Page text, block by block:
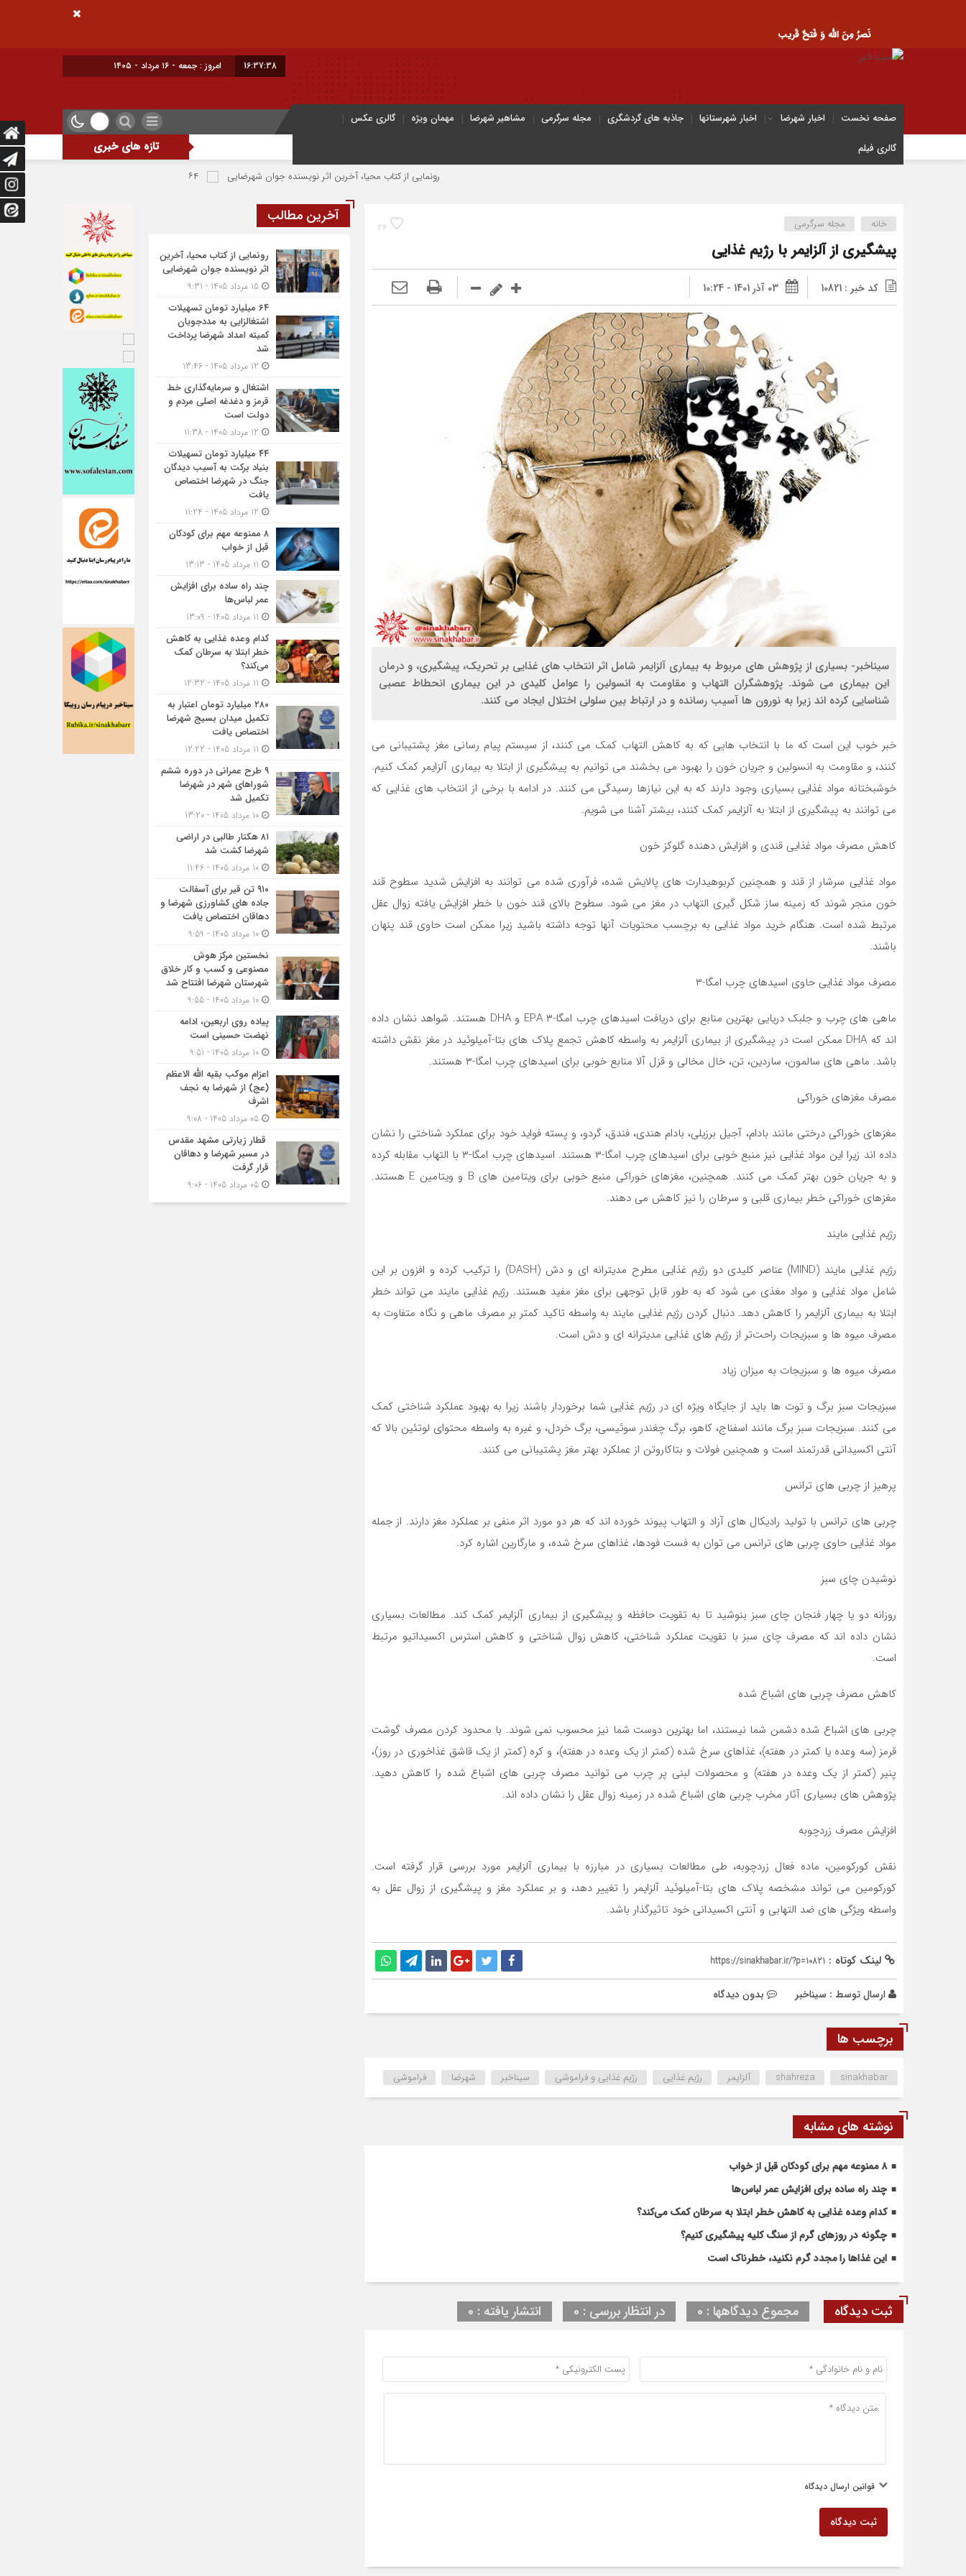
نَصرُ مِنَ الله وَ فَتحٌ قَریب
16:37:39 امروز : جمعه - ۱۶ مرداد - ۱۴۰۵
صفحه نخست اخبار شهرضا اخبار شهرستانها جاذبه های گردشگری مجله سرگرمی مشاهیر شهرضا مهمان ویژه
گالری عکس
گالری فیلم
تازه های خبری
رونمایی از کتاب محیا، آخرین اثر نویسنده جوان شهرضایی ۶۴ میلیارد تومان تسهیلات اشتغالزایی به مددجویان کمیته امداد شهرضا پرداخت شد
26 خانه مجله سرگرمی
پیشگیری از آلزایمر با رژیم غذایی
کد خبر : 10821 03 آذر 1401 - 10:24
سیناخبر- بسیاری از پژوهش های مربوط به بیماری آلزایمر شامل اثر انتخاب های غذایی بر تحریک، پیشگیری، و درمان
این بیماری می شوند. پژوهشگران التهاب و مقاومت به انسولین را عوامل کلیدی در این بیماری انحطاط عصبی
شناسایی کرده اند زیرا به نورون ها آسیب رسانده و در ارتباط بین سلولی اختلال ایجاد می کنند.
خبر خوب این است که ما با انتخاب هایی که به کاهش التهاب کمک می کنند، از سیستم پیام رسانی مغز پشتیبانی می
کنند، و مقاومت به انسولین و جریان خون را بهبود می بخشند می توانیم به پیشگیری از ابتلا به بیماری آلزایمر کمک کنیم.
خوشبختانه مواد غذایی بسیاری وجود دارند که به این نیازها رسیدگی می کنند. در ادامه با برخی از انتخاب های غذایی که
می توانند به پیشگیری از ابتلا به آلزایمر کمک کنند، بیشتر آشنا می شویم.
کاهش مصرف مواد غذایی قندی و افزایش دهنده گلوکز خون
مواد غذایی سرشار از قند و همچنین کربوهیدارت های پالایش شده، فرآوری شده می توانند به افزایش شدید سطوح قند
خون منجر شوند که زمینه ساز شکل گیری التهاب در مغز می شود. سطوح بالای قند خون با خطر افزایش یافته زوال عقل
مرتبط شده است. هنگام خرید مواد غذایی به برچسب محتویات آنها توجه داشته باشید زیرا ممکن است حاوی قند پنهان
باشند.
مصرف مواد غذایی حاوی اسیدهای چرب امگا-۳
ماهی های چرب و جلبک دریایی بهترین منابع برای دریافت اسیدهای چرب امگا-۳ EPA و DHA هستند. شواهد نشان داده
اند که DHA ممکن است در پیشگیری از بیماری آلزایمر به واسطه کاهش تجمع پلاک های بتا-آمیلوئید در مغز نقش داشته
باشد. ماهی های سالمون، ساردین، تن، خال مخالی و قزل آلا منابع خوبی برای اسیدهای چرب امگا-۳ هستند.
مصرف مغزهای خوراکی
مغزهای خوراکی درختی مانند بادام، آجیل برزیلی، بادام هندی، فندق، گردو، و پسته فواید خود برای عملکرد شناختی را نشان
داده اند زیرا این مواد غذایی نیز منبع خوبی برای اسیدهای چرب امگا-۳ هستند. اسیدهای چرب امگا-۳ با التهاب مقابله کرده
و به جریان خون بهتر کمک می کنند. همچنین، مغزهای خوراکی منبع خوبی برای ویتامین های B و ویتامین E هستند.
مغزهای خوراکی خطر بیماری قلبی و سرطان را نیز کاهش می دهند.
رژیم غذایی مایند
رژیم غذایی مایند (MIND) عناصر کلیدی دو رژیم غذایی مطرح مدیترانه ای و دش (DASH) را ترکیب کرده و افزون بر این
شامل مواد غذایی و مواد مغذی می شود که به طور قابل توجهی برای مغز مفید هستند. رژیم غذایی مایند می تواند خطر
ابتلا به بیماری آلزایمر را کاهش دهد. دنبال کردن رژیم غذایی مایند به واسطه تاکید کمتر بر مصرف ماهی و نگاه متفاوت به
مصرف میوه ها و سبزیجات راحت‌تر از رژیم های غذایی مدیترانه ای و دش است.
مصرف میوه ها و سبزیجات به میزان زیاد
سبزیجات سبز برگ و توت ها باید از جایگاه ویژه ای در رژیم غذایی شما برخوردار باشند زیرا به بهبود عملکرد شناختی کمک
می کنند. سبزیجات سبز برگ مانند اسفناج، کاهو، برگ چغندر سوئیسی، برگ خردل، و غیره به واسطه محتوای لوتئین بالا که
آنتی اکسیدانی قدرتمند است و همچنین فولات و بتاکاروتن از عملکرد بهتر مغز پشتیبانی می کنند.
پرهیز از چربی های ترانس
چربی های ترانس با تولید رادیکال های آزاد و التهاب پیوند خورده اند که هر دو مورد اثر منفی بر عملکرد مغز دارند. از جمله
مواد غذایی حاوی چربی های ترانس می توان به فست فودها، غذاهای سرخ شده، و مارگارین اشاره کرد.
نوشیدن چای سبز
روزانه دو یا چهار فنجان چای سبز بنوشید تا به تقویت حافظه و پیشگیری از بیماری آلزایمر کمک کند. مطالعات بسیاری
نشان داده اند که مصرف چای سبز با تقویت عملکرد شناختی، کاهش زوال شناختی و کاهش استرس اکسیداتیو مرتبط
است.
کاهش مصرف چربی های اشباع شده
چربی های اشباع شده دشمن شما نیستند، اما بهترین دوست شما نیز محسوب نمی شوند. با محدود کردن مصرف گوشت
قرمز (سه وعده یا کمتر در هفته)، غذاهای سرخ شده (کمتر از یک وعده در هفته)، و کره (کمتر از یک قاشق غذاخوری در روز)،
پنیر (کمتر از یک وعده در هفته) و محصولات لبنی پر چرب می توانید مصرف چربی های اشباع شده را کاهش دهید.
پژوهش های بسیاری آثار مخرب چربی های اشباع شده در زمینه زوال عقل را نشان داده اند.
افزایش مصرف زردچوبه
نقش کورکومین، ماده فعال زردچوبه، طی مطالعات بسیاری در مبارزه با بیماری آلزایمر مورد بررسی قرار گرفته است.
کورکومین می تواند مشخصه پلاک های بتا-آمیلوئید آلزایمر را تغییر دهد، و بر عملکرد مغز و پیشگیری از زوال عقل به
واسطه ویژگی های ضد التهابی و آنتی اکسیدانی خود تاثیرگذار باشد.
لینک کوتاه : https://sinakhabar.ir/?p=10821
ارسال توسط : سیناخبر بدون دیدگاه
برچسب ها
shahreza sinakhabar آلزایمر رژیم غذایی رژیم غذایی و فراموشی سیناخبر شهرضا فراموشی
نوشته های مشابه
۸ ممنوعه مهم برای کودکان قبل از خواب
چند راه ساده برای افزایش عمر لباس‌ها
کدام وعده غذایی به کاهش خطر ابتلا به سرطان کمک می‌کند؟
چگونه در روزهای گرم از سنگ کلیه پیشگیری کنیم؟
این غذاها را مجدد گرم نکنید، خطرناک است
ثبت دیدگاه مجموع دیدگاهها : 0 در انتظار بررسی : 0 انتشار یافته : 0
قوانین ارسال دیدگاه
ثبت دیدگاه
آخرین مطالب
رونمایی از کتاب محیا، آخرین
اثر نویسنده جوان شهرضایی
۶۴ میلیارد تومان تسهیلات
اشتغالزایی به مددجویان
کمیته امداد شهرضا پرداخت
شد
اشتغال و سرمایه‌گذاری خط
قرمز و دغدغه اصلی مردم و
دولت است
۴۴ میلیارد تومان تسهیلات
بنیاد برکت به آسیب دیدگان
جنگ در شهرضا اختصاص
یافت
۸ ممنوعه مهم برای کودکان
قبل از خواب
چند راه ساده برای افزایش
عمر لباس‌ها
کدام وعده غذایی به کاهش
خطر ابتلا به سرطان کمک
می‌کند؟
۲۸۰ میلیارد تومان اعتبار به
تکمیل میدان بسیج شهرضا
اختصاص یافت
۹ طرح عمرانی در دوره ششم
شوراهای شهر در شهرضا
تکمیل شد
۸۱ هکتار طالبی در اراضی
شهرضا کشت شد
۹۱۰ تن قیر برای آسفالت
جاده های کشاورزی شهرضا و
دهاقان اختصاص یافت
نخستین مرکز هوش
مصنوعی و کسب‌ و کار خلاق
شهرستان شهرضا افتتاح شد
پیاده روی اربعین، ادامه
نهضت حسینی است
اعزام موکب بقیه الله الاعظم
(عج) از شهرضا به نجف
اشرف
قطار زیارتی مشهد مقدس
در مسیر شهرضا و دهاقان
قرار گرفت